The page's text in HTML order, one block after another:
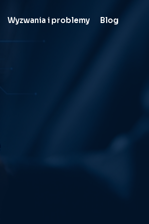
Wyzwania i problemy Blog